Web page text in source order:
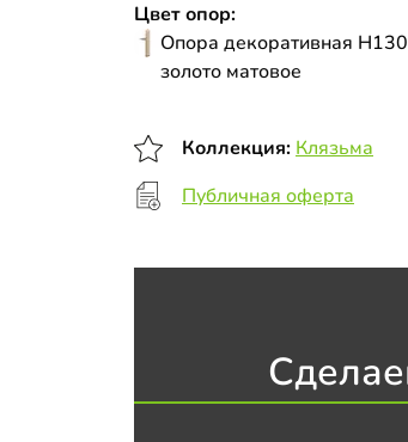
Цвет опор:
Опора декоративная
золото матовое
Коллекция: Клязьма
Публичная оферта